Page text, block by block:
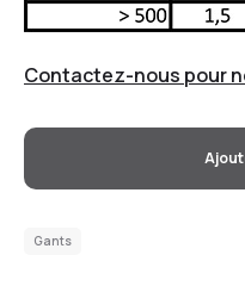
Contactez-nous pour
Gants